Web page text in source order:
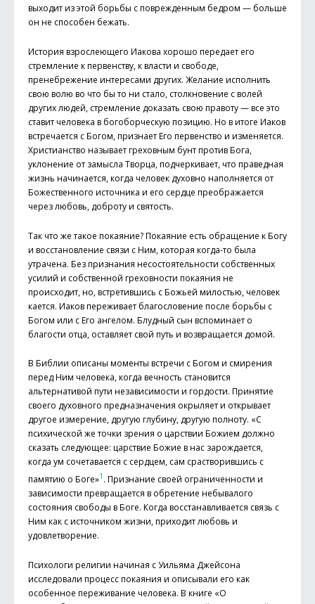
выходит из этой борьбы с поврежденным бедром — больше
он не способен бежать.
История взрослеющего Иакова хорошо передает его
стремление к первенству, к власти и свободе,
пренебрежение интересами других. Желание исполнить
свою волю во что бы то ни стало, столкновение с волей
других людей, стремление доказать свою правоту — все это
ставит человека в богоборческую позицию. Но в итоге Иаков
встречается с Богом, признает Его первенство и изменяется.
Христианство называет греховным бунт против Бога,
уклонение от замысла Творца, подчеркивает, что праведная
жизнь начинается, когда человек духовно наполняется от
Божественного источника и его сердце преображается
через любовь, доброту и святость.
Так что же такое покаяние? Покаяние есть обращение к Богу
и восстановление связи с Ним, которая когда-то была
утрачена. Без признания несостоятельности собственных
усилий и собственной греховности покаяния не
происходит, но, встретившись с Божьей милостью, человек
кается. Иаков переживает благословение после борьбы с
Богом или с Его ангелом. Блудный сын вспоминает о
благости отца, оставляет свой путь и возвращается домой.
В Библии описаны моменты встречи с Богом и смирения
перед Ним человека, когда вечность становится
альтернативой пути независимости и гордости. Принятие
своего духовного предназначения окрыляет и открывает
другое измерение, другую глубину, другую полноту. «С
психической же точки зрения о царствии Божием должно
сказать следующее: царствие Божие в нас зарождается,
когда ум сочетавается с сердцем, сам срастворившись с
памятию о Боге»1 . Признание своей ограниченности и
зависимости превращается в обретение небывалого
состояния свободы в Боге. Когда восстанавливается связь с
Ним как с источником жизни, приходит любовь и
удовлетворение.
Психологи религии начиная с Уиль­яма Джейсона
исследовали процесс покаяния и описывали его как
особенное переживание человека. В книге «О